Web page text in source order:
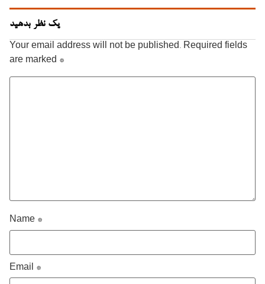
یک نظر بدهید
Your email address will not be published. Required fields
are marked *
Name *
Email *